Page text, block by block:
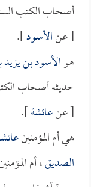
أصحاب الكتب
[ عنالأسود].
هوالأسود بن
حديثه أصحاب
[ عنعائشة].
هي أم المؤمنين
الصديق، أم